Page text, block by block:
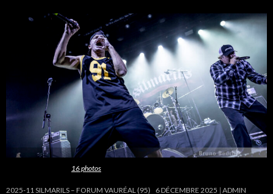
16 photos
2025-11 SILMARILS – FORUM VAURÉAL (95) 6 DÉCEMBRE 2025 ADMIN